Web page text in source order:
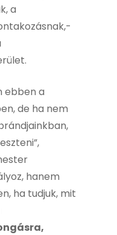
a
ebben a
de ha nem
hanem
ha tudjuk, mit